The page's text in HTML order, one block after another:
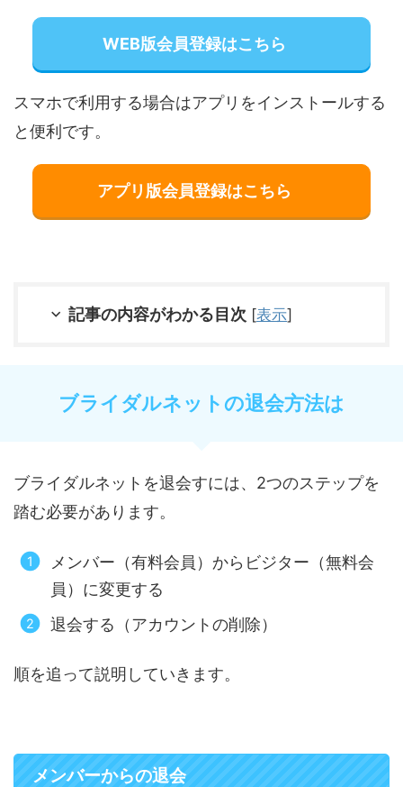
WEB版会員登録はこちら
スマホで利用する場合はアプリをインストールする
と便利です。
アプリ版会員登録はこちら
記事の内容がわかる目次 [表示]
ブライダルネットの退会方法は
ブライダルネットを退会すには、2つのステップを
踏む必要があります。
メンバー（有料会員）からビジター（無料会
員）に変更する
退会する（アカウントの削除）
順を追って説明していきます。
メンバーからの退会